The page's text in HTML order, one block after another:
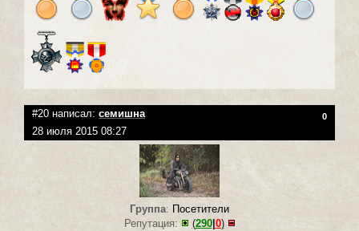
#20 написал: семишна 0
28 июля 2015 08:27
Группа: Посетители
Репутация:
(290| 0)